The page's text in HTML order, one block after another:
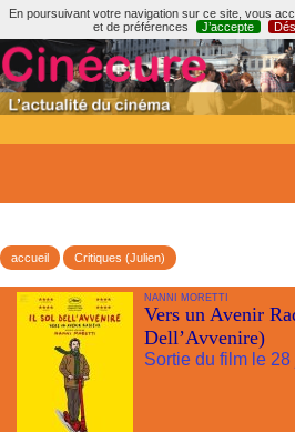
En poursuivant votre navigation sur ce site, vous
et de préférences
J’accepte
accueil Critiques (Julien)
NANNI MORETTI
Vers un Avenir
Dell’Avvenire)
Sortie du film le